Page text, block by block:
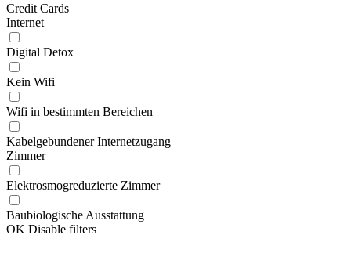
Credit Cards
Internet
Digital Detox
Kein Wifi
Wifi in bestimmten Bereichen
Kabelgebundener Internetzugang
Zimmer
Elektrosmogreduzierte Zimmer
Baubiologische Ausstattung
OK Disable filters